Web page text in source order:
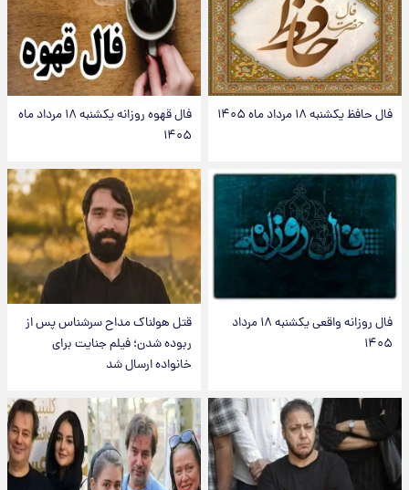
فال حافظ یکشنبه ۱۸ مرداد ماه ۱۴۰۵
فال قهوه روزانه یکشنبه ۱۸ مرداد ماه
۱۴۰۵
فال روزانه واقعی یکشنبه ۱۸ مرداد
۱۴۰۵
قتل هولناک مداح سرشناس پس از
ربوده شدن؛ فیلم جنایت برای
خانواده ارسال شد